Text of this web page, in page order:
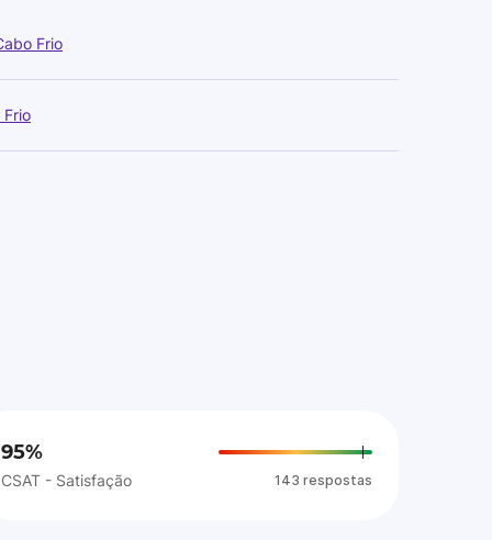
Frio
Frio
95%
CSAT - Satisfação 143 respostas